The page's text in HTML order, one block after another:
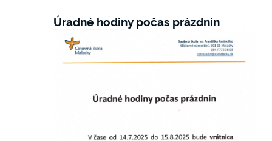
Úradné hodiny počas prázdnin